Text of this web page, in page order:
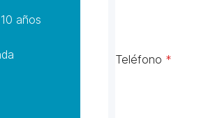
años
Teléfono *